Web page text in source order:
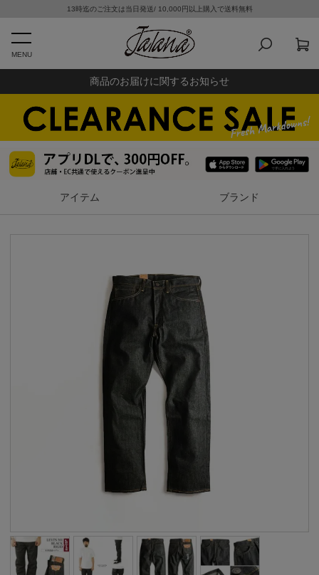
13時迄のご注文は当日発送/ 10,000円以上購入で送料無料
MENU
商品のお届けに関するお知らせ
アイテム ブランド